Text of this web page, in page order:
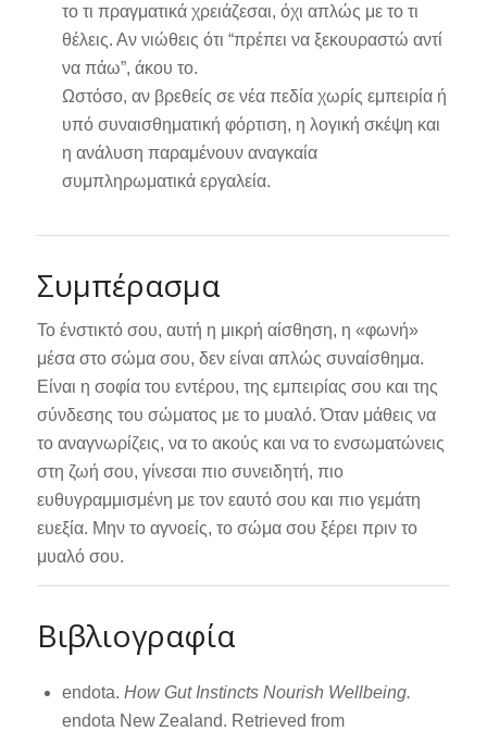
το τι πραγματικά χρειάζεσαι, όχι απλώς με το τι
θέλεις. Αν νιώθεις ότι “πρέπει να ξεκουραστώ αντί
να πάω”, άκου το.
Ωστόσο, αν βρεθείς σε νέα πεδία χωρίς εμπειρία ή
υπό συναισθηματική φόρτιση, η λογική σκέψη και
η ανάλυση παραμένουν αναγκαία
συμπληρωματικά εργαλεία.
Συμπέρασμα
Το ένστικτό σου, αυτή η μικρή αίσθηση, η «φωνή»
μέσα στο σώμα σου, δεν είναι απλώς συναίσθημα.
Είναι η σοφία του εντέρου, της εμπειρίας σου και της
σύνδεσης του σώματος με το μυαλό. Όταν μάθεις να
το αναγνωρίζεις, να το ακούς και να το ενσωματώνεις
στη ζωή σου, γίνεσαι πιο συνειδητή, πιο
ευθυγραμμισμένη με τον εαυτό σου και πιο γεμάτη
ευεξία. Μην το αγνοείς, το σώμα σου ξέρει πριν το
μυαλό σου.
Βιβλιογραφία
endota. How Gut Instincts Nourish Wellbeing.
endota New Zealand. Retrieved from